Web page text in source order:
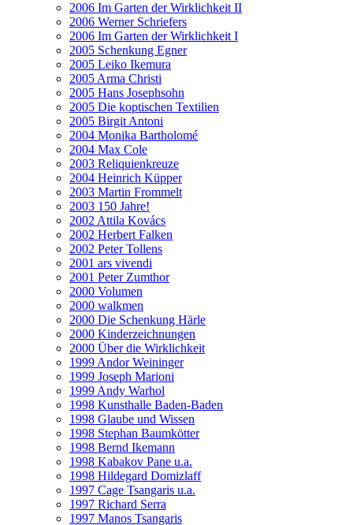
2006 Im Garten der Wirklichkeit II
2006 Werner Schriefers
2006 Im Garten der Wirklichkeit I
2005 Schenkung Egner
2005 Leiko Ikemura
2005 Arma Christi
2005 Hans Josephsohn
2005 Die koptischen Textilien
2005 Birgit Antoni
2004 Monika Bartholomé
2004 Max Cole
2003 Reliquienkreuze
2004 Heinrich Küpper
2003 Martin Frommelt
2003 150 Jahre!
2002 Attila Kovács
2002 Herbert Falken
2002 Peter Tollens
2001 ars vivendi
2001 Peter Zumthor
2000 Volumen
2000 walkmen
2000 Die Schenkung Härle
2000 Kinderzeichnungen
2000 Über die Wirklichkeit
1999 Andor Weininger
1999 Joseph Marioni
1999 Andy Warhol
1998 Kunsthalle Baden-Baden
1998 Glaube und Wissen
1998 Stephan Baumkötter
1998 Bernd Ikemann
1998 Kabakov Pane u.a.
1998 Hildegard Domizlaff
1997 Cage Tsangaris u.a.
1997 Richard Serra
1997 Manos Tsangaris